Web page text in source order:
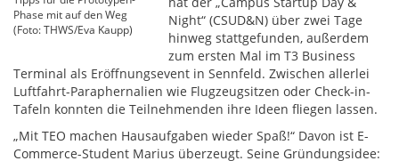
Phase mit auf den Weg
(Foto: THWS/Eva Kaupp)
Night“ (CSUD&N) über zwei Tage
hinweg stattgefunden, außerdem
zum ersten Mal im T3 Business
Terminal als Eröffnungsevent in Sennfeld. Zwischen allerlei
Luftfahrt-Paraphernalien wie Flugzeugsitzen oder Check-in-
Tafeln konnten die Teilnehmenden ihre Ideen fliegen lassen.
„Mit TEO machen Hausaufgaben wieder Spaß!“ Davon ist E-
Commerce-Student Marius überzeugt. Seine Gründungsidee: